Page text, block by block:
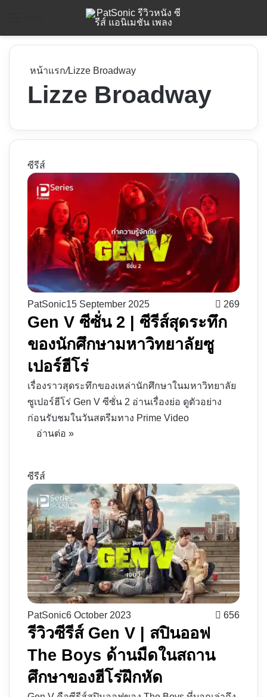
หน้าแรก/Lizze Broadway
Lizze Broadway
ซีรีส์
PatSonic15 September 2025 269
Gen V ซีซั่น 2 | ซีรีส์สุดระทึก
ของนักศึกษามหาวิทยาลัยซู
เปอร์ฮีโร่
เรื่องราวสุดระทึกของเหล่านักศึกษาในมหาวิทยาลัย
ซูเปอร์ฮีโร่ Gen V ซีซั่น 2 อ่านเรื่องย่อ ดูตัวอย่าง
ก่อนรับชมในวันสตรีมทาง Prime Video
อ่านต่อ »
ซีรีส์
PatSonic6 October 2023 656
รีวิวซีรีส์ Gen V | สปินออฟ
The Boys ด้านมืดในสถาน
ศึกษาของฮีโร่ฝึกหัด